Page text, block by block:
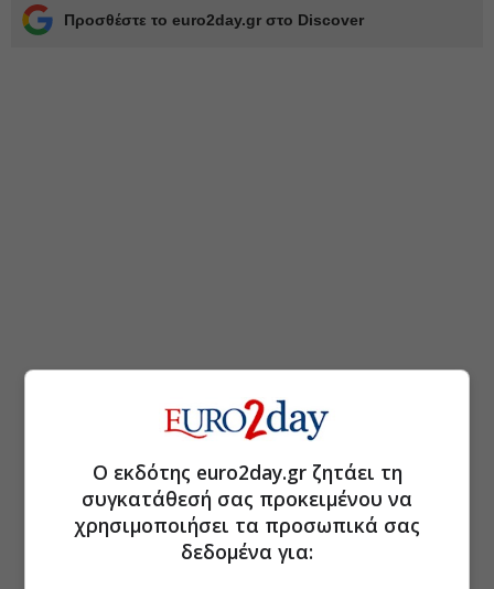
Προσθέστε το euro2day.gr στο Discover
Ο εκδότης euro2day.gr ζητάει τη
συγκατάθεσή σας προκειμένου να
χρησιμοποιήσει τα προσωπικά σας
δεδομένα για: